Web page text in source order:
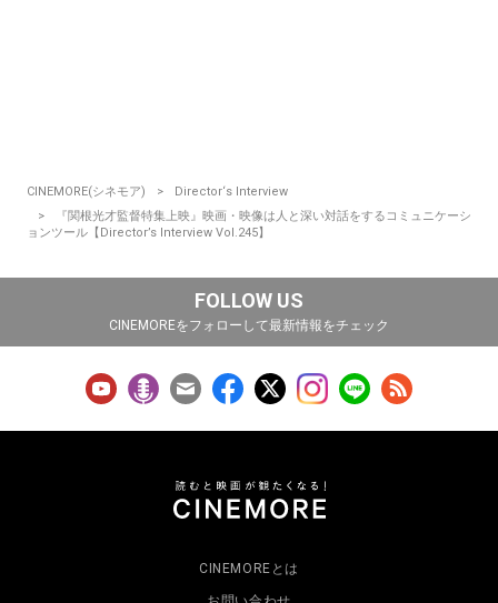
CINEMORE(シネモア)
Director‘s Interview
『関根光才監督特集上映』映画・映像は人と深い対話をするコミュニケーシ
ョンツール【Director’s Interview Vol.245】
FOLLOW US
CINEMOREをフォローして最新情報をチェック
CINEMOREとは